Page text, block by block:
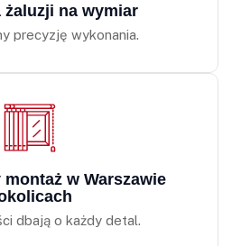
żaluzji na wymiar
precyzję wykonania.
w Warszawie
dbają o każdy detal.